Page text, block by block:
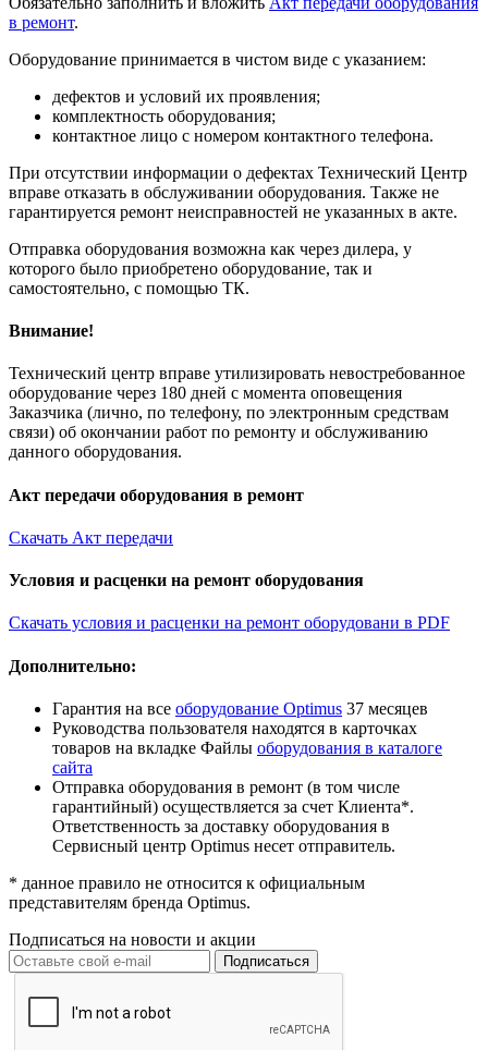
в ремонт.
Оборудование принимается в чистом виде с указанием:
дефектов и условий их проявления;
комплектность оборудования;
контактное лицо с номером контактного телефона.
При отсутствии информации о дефектах Технический Центр
вправе отказать в обслуживании оборудования. Также не
гарантируется ремонт неисправностей не указанных в акте.
Отправка оборудования возможна как через дилера, у
которого было приобретено оборудование, так и
самостоятельно, с помощью ТК.
Внимание!
Технический центр вправе утилизировать невостребованное
оборудование через 180 дней с момента оповещения
Заказчика (лично, по телефону, по электронным средствам
связи) об окончании работ по ремонту и обслуживанию
данного оборудования.
Акт передачи оборудования в ремонт
Скачать Акт передачи
Условия и расценки на ремонт оборудования
Скачать условия и расценки на ремонт оборудовани в PDF
Дополнительно:
Гарантия на все оборудование Optimus 37 месяцев
Руководства пользователя находятся в карточках
товаров на вкладке Файлы оборудования в каталоге
сайта
Отправка оборудования в ремонт (в том числе
гарантийный) осуществляется за счет Клиента*.
Ответственность за доставку оборудования в
Сервисный центр Optimus несет отправитель.
* данное правило не относится к официальным
представителям бренда Optimus.
Подписаться на новости и акции
Подписаться